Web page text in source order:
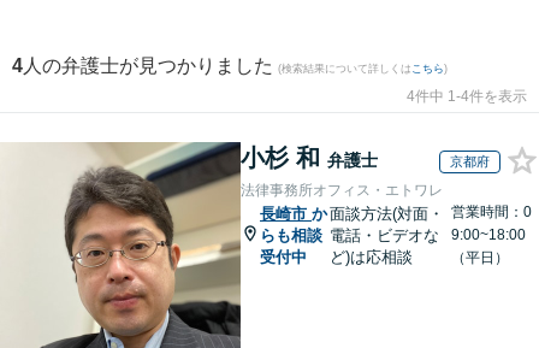
4 人の弁護士が見つかりました (検索結果について詳しくは こちら)
4件中 1-4件を表示
小杉 和 弁護士 京都府
法律事務所オフィス・エトワレ
長崎市 か
らも相談
受付中
面談方法(対面・
電話・ビデオな
ど)は応相談
営業時間：0
9:00~18:00
（平日）